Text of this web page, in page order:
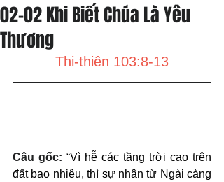
02-02 Khi Biết Chúa Là Yêu
Thương
Thi-thiên 103:8-13
Câu gốc: “Vì hễ các tầng trời cao trên
đất bao nhiêu, thì sự nhân từ Ngài càng